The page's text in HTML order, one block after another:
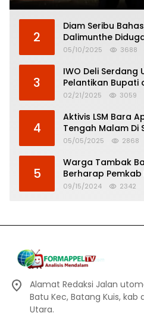
2
Diam Seribu
Dalimunthe
05/10/2025 3688
3
IWO Deli
Pelantikan Bupati
Serdang
02/21/2025 3059
4
Aktivis LSM Bara
Tengah Malam Di
Tinggi
05/05/2025 2868
5
Warga Tambak
Berharap
Banjir
09/15/2024 2342
Alamat Redaksi Jalan
Batu Kec, Batang Kuis, kab
Utara.